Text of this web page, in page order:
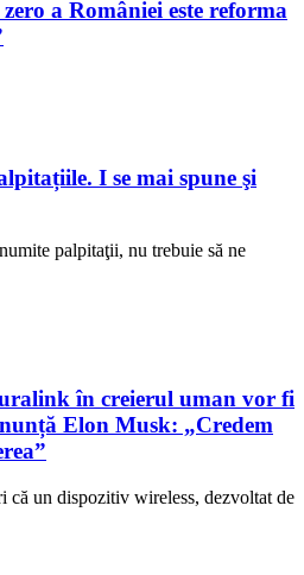
a României este reforma
I se mai spune şi
palpitaţii, nu trebuie să ne
în creierul uman vor fi
Elon Musk: „Credem
că un dispozitiv wireless, dezvoltat de